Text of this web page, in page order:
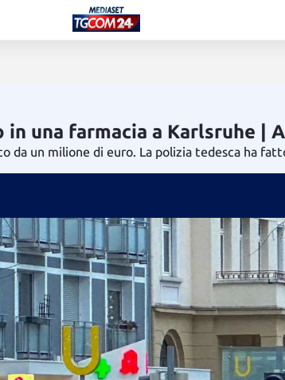
in una farmacia a Karlsruhe
da un milione di euro. La polizia tedesca ha